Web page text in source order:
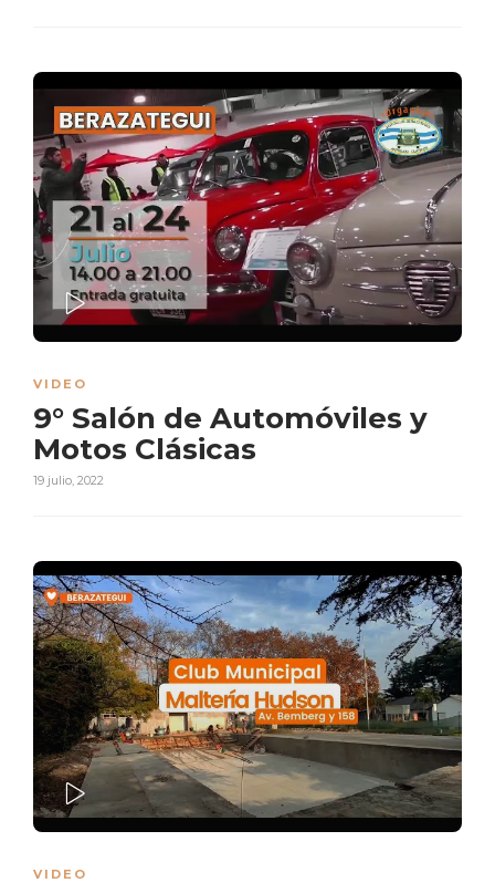
VIDEO
9° Salón de Automóviles y
Motos Clásicas
19 julio, 2022
VIDEO